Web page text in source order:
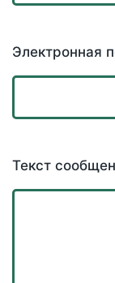
Электронная
Текст